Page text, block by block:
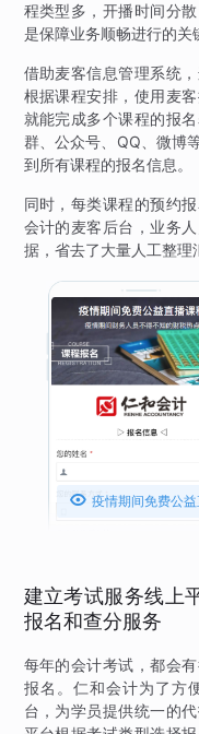
程类型多，开播时间分
是保障业务顺畅进行的关
借助麦客信息管理系统
根据课程安排，使用麦
就能完成多个课程的报
群、公众号、QQ、微博
到所有课程的报名信息。
同时，每类课程的预约
会计的麦客后台，业务
据，省去了大量人工整理
 疫情期间免费公
建立考试服务线上
报名和查分服务
每年的会计考试，都会
报名。仁和会计为了方
台，为学员提供统一的